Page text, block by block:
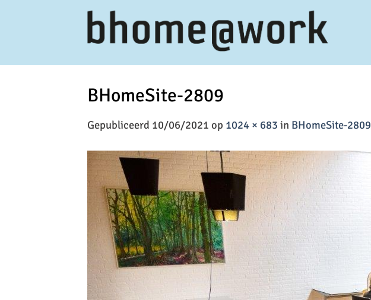
BHomeSite-2809
Gepubliceerd 10/06/2021 op 1024 × 683 in BHomeSite-2809